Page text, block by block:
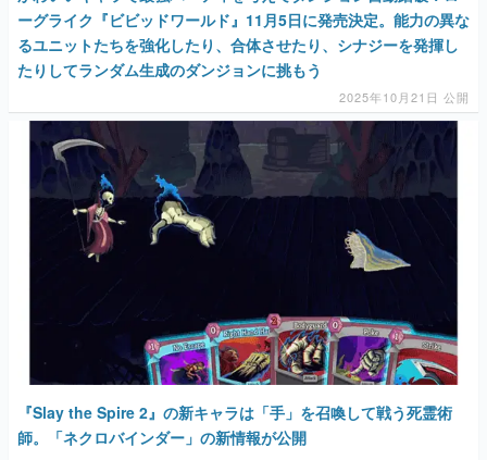
ーグライク『ビビッドワールド』11月5日に発売決定。能力の異な
るユニットたちを強化したり、合体させたり、シナジーを発揮し
たりしてランダム生成のダンジョンに挑もう
2025年10月21日 公開
『Slay the Spire 2』の新キャラは「手」を召喚して戦う死霊術
師。「ネクロバインダー」の新情報が公開